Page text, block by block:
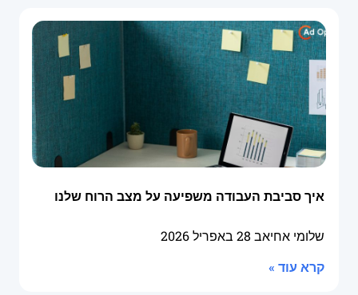
איך סביבת העבודה משפיעה על מצב הרוח שלנו
שלומי אחיאב 28 באפריל 2026
קרא עוד »